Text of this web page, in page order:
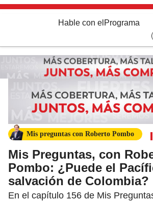
Hable con el Programa
Mis preguntas con Roberto Pombo
Mis Preguntas, con
Pombo: ¿Puede el
salvación de Colombia?
En el capítulo 156 de Mis